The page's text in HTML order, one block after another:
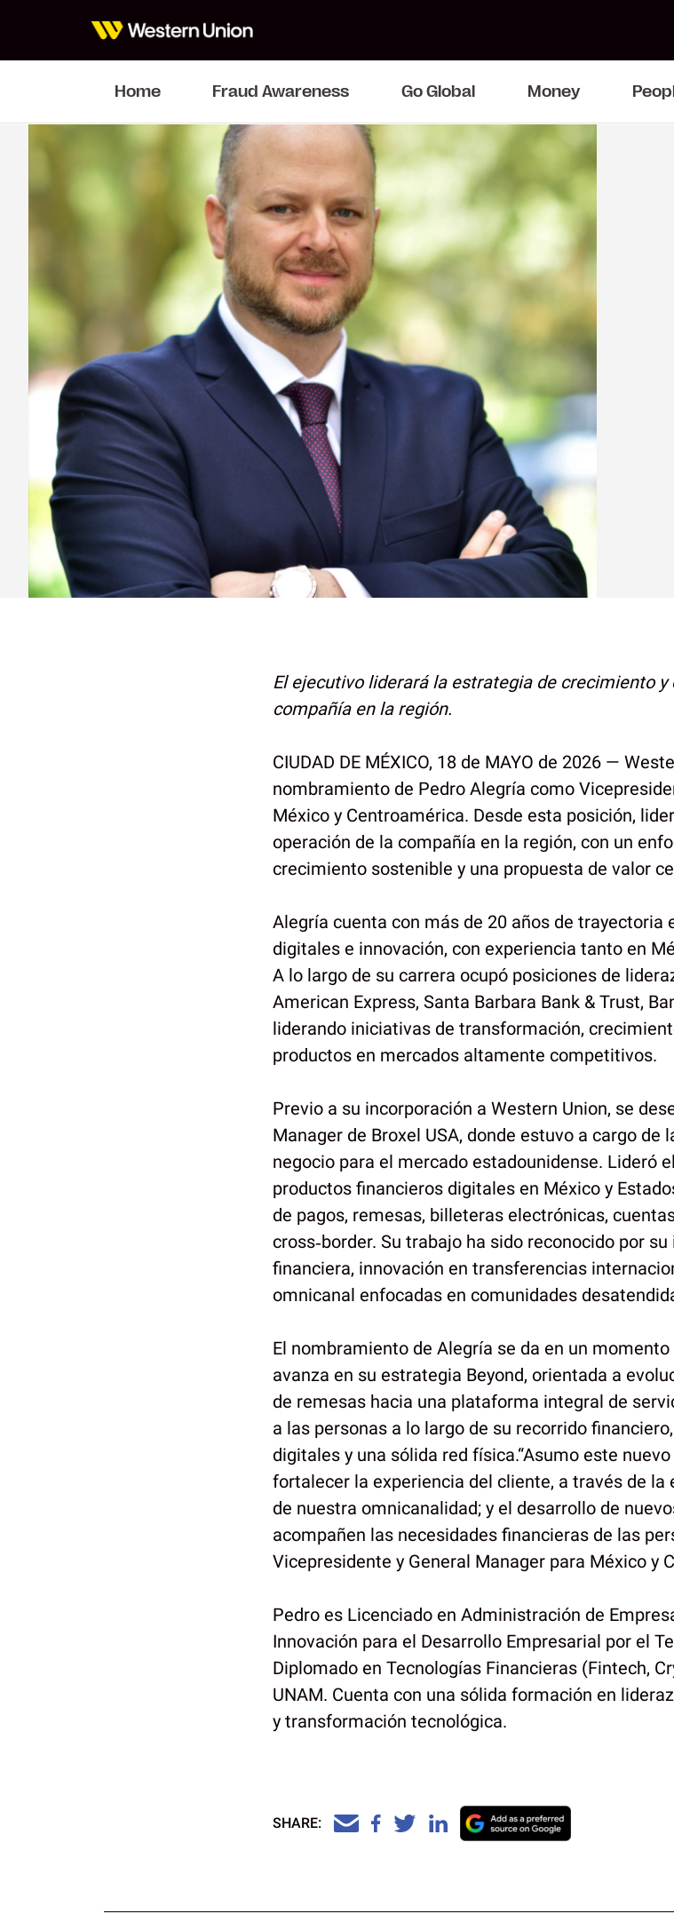
Home Fraud Awareness Go Global Money
El ejecutivo liderará la estrategia de crecimiento
compañía en la región.
CIUDAD DE MÉXICO, 18 de MAYO de 2026 —
nombramiento de Pedro Alegría como
México y Centroamérica. Desde esta posición,
operación de la compañía en la región, con un
crecimiento sostenible y una propuesta de valor
Alegría cuenta con más de 20 años de trayectoria
digitales e innovación, con experiencia tanto en
A lo largo de su carrera ocupó posiciones de
American Express, Santa Barbara Bank & Trust,
liderando iniciativas de transformación,
productos en mercados altamente competitivos.
Previo a su incorporación a Western Union, se
Manager de Broxel USA, donde estuvo a cargo de
negocio para el mercado estadounidense. Lideró
productos financieros digitales en México y
de pagos, remesas, billeteras electrónicas,
cross‑border. Su trabajo ha sido reconocido por
financiera, innovación en transferencias
omnicanal enfocadas en comunidades
El nombramiento de Alegría se da en un
avanza en su estrategia Beyond, orientada a
de remesas hacia una plataforma integral de
a las personas a lo largo de su recorrido
digitales y una sólida red física.“Asumo este
fortalecer la experiencia del cliente, a través de la
de nuestra omnicanalidad; y el desarrollo de
acompañen las necesidades financieras de las
Vicepresidente y General Manager para México y
Pedro es Licenciado en Administración de
Innovación para el Desarrollo Empresarial por el
Diplomado en Tecnologías Financieras (Fintech,
UNAM. Cuenta con una sólida formación en
y transformación tecnológica.
SHARE: